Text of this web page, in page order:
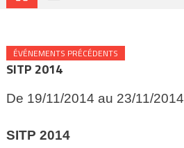
ÉVÉNEMENTS PRÉCÉDENTS
SITP 2014
De 19/11/2014 au 23/11/2014
SITP 2014